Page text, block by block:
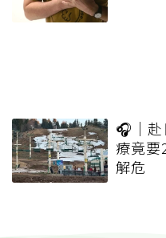
🎧｜
療竟
解危